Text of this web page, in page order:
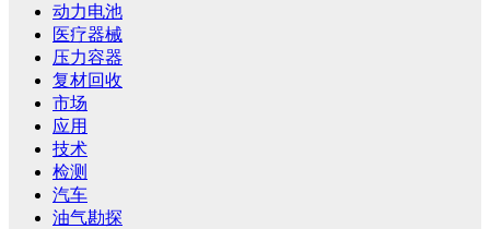
动力电池
医疗器械
压力容器
复材回收
市场
应用
技术
检测
汽车
油气勘探